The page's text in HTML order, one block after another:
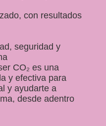
con resultados
seguridad y
CO₂ es una
y efectiva para
y ayudarte a
desde adentro